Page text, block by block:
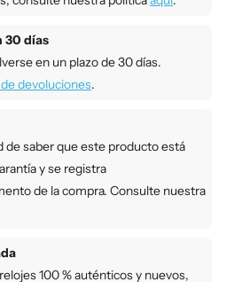
30 días
en un plazo de 30 días.
devoluciones.
de saber que este producto está
y se registra
de la compra. Consulte nuestra
100 % auténticos y nuevos,